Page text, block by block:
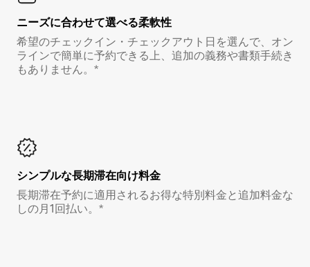
ニーズに合わせて選べる柔軟性
希望のチェックイン・チェックアウト日を選んで、オン
ラインで簡単に予約できる上、追加の義務や書類手続き
もありません。*
シンプルな長期滞在向け料金
長期滞在予約に適用されるお得な特別料金と追加料金な
しの月1回払い。*